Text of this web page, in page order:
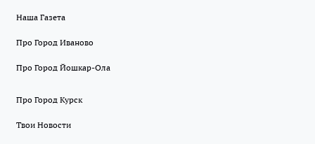
Наша Газета
Про Город Иваново
Про Город Йошкар-Ола
Про Город Курск
Твои Новости